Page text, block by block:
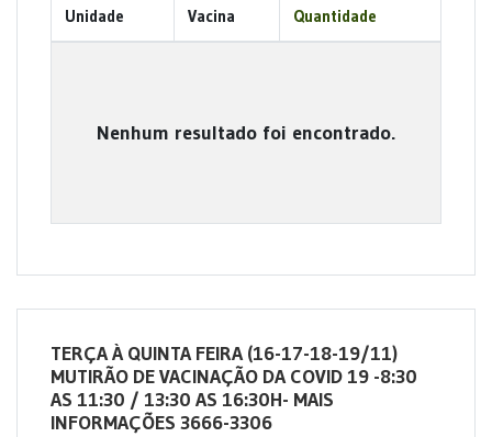
Unidade Vacina Quantidade
Nenhum resultado foi encontrado.
TERÇA À QUINTA FEIRA (16-17-18-19/11)
MUTIRÃO DE VACINAÇÃO DA COVID 19 -8:30
AS 11:30 / 13:30 AS 16:30H- MAIS
INFORMAÇÕES 3666-3306